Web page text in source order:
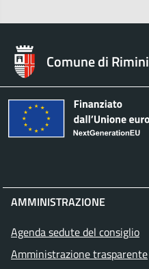
Comune di Rimini
AMMINISTRAZIONE
Agenda sedute del consiglio
Amministrazione trasparente